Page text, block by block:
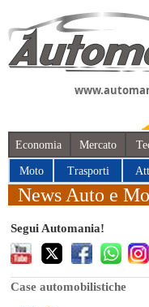
Economia Mercato
Moto Trasporti
News Auto e
Segui Automania!
Case automobilistiche